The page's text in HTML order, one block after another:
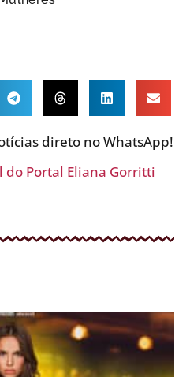
direto no WhatsApp!
do Portal Eliana Gorritti